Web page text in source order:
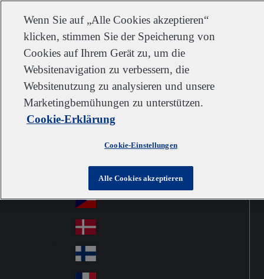
Go to home
Jump to navigation
Jump to content
Contact
Kundendienst Kontakt Newsletter Karriere Lieferanten
Austria
Au
str
ali
a
Australia
Au
stri Brazil
Ca
da
Canada
Ch
ina
中国大陆
Cz
ec
h
Česko
De
nm
ark
Fin
Wenn Sie auf „Alle Cookies akzeptieren“
klicken, stimmen Sie der Speicherung von
Cookies auf Ihrem Gerät zu, um die
Websitenavigation zu verbessern, die
Websitenutzung zu analysieren und unsere
Marketingbemühungen zu unterstützen.
Cookie-Erklärung
Cookie-Einstellungen
Alle Cookies akzeptieren